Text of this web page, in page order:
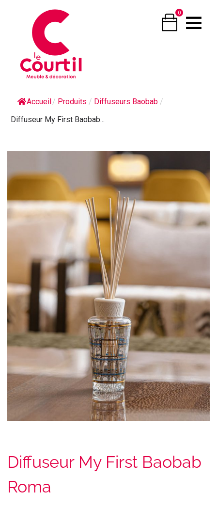
0
Accueil/ Produits / Diffuseurs Baobab /
Diffuseur My First Baobab...
Diffuseur My First Baobab
Roma